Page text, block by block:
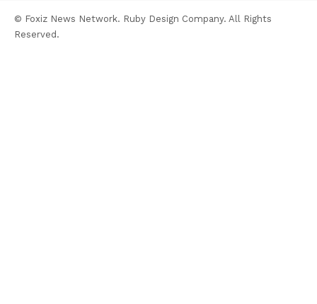
© Foxiz News Network. Ruby Design Company. All Rights
Reserved.